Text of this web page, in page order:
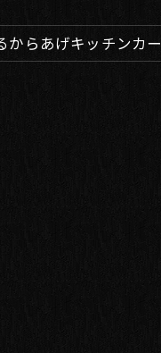
からあげキッチンカー